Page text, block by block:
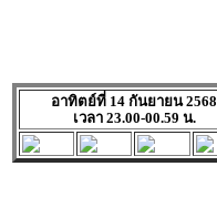
อาทิตย์ที่ 14 กันยายน 2568
เวลา 23.00-00.59 น.